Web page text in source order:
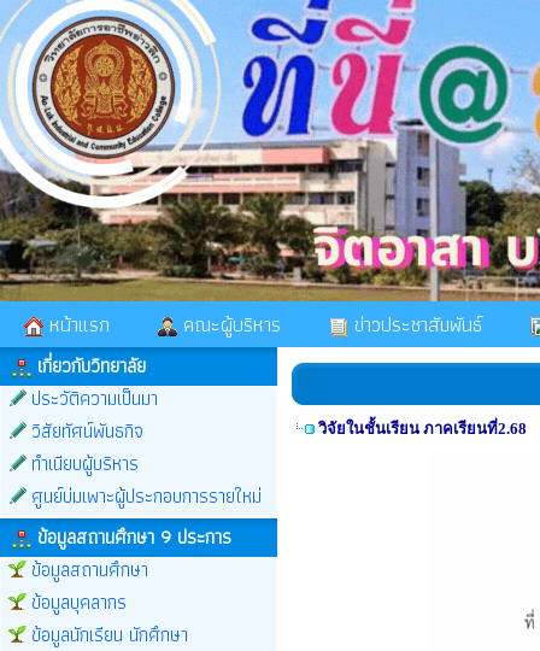
หน้าแรก คณะผู้บริหาร ข่าวประชาสัมพันธ์
เกี่ยวกับวิทยาลัย
ประวัติความเป็นมา
วิสัยทัศน์พันธกิจ
ทำเนียบผู้บริหาร
ศูนย์บ่มเพาะผู้ประกอบการรายใหม่
ข้อมูลสถานศึกษา 9 ประการ
ข้อมูลสถานศึกษา
ข้อมูลบุคลากร
ข้อมูลนักเรียน นักศึกษา
วิจัยในชั้นเรียน ภาคเรียนที่2.68